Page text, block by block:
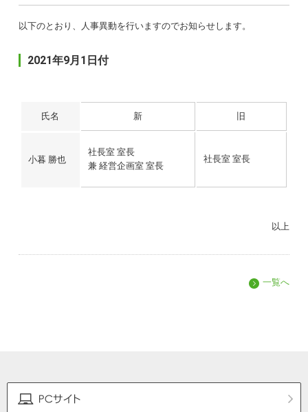
以下のとおり、人事異動を行いますのでお知らせします。
2021年9月1日付
氏名 新 旧
小暮 勝也
社長室 室長
兼 経営企画室 室長
社長室 室長
以上
一覧へ